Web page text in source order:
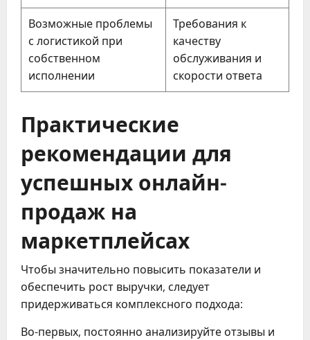
Возможные проблемы
с логистикой при
собственном
исполнении
Требования к
качеству
обслуживания и
скорости ответа
Практические
рекомендации для
успешных онлайн-
продаж на
маркетплейсах
Чтобы значительно повысить показатели и
обеспечить рост выручки, следует
придерживаться комплексного подхода:
Во-первых, постоянно анализируйте отзывы и